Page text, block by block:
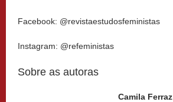
Facebook: @revistaestudosfeministas
Instagram: @refeministas
Sobre as autoras
Camila Ferraz